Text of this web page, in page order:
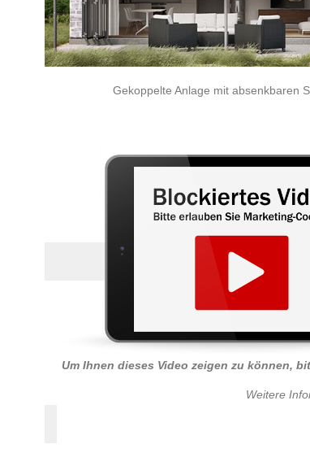
Gekoppelte Anlage mit absenkbaren
Um Ihnen dieses Video zeigen zu können,
Weitere